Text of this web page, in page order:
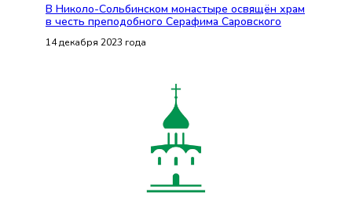
В Николо-Сольбинском монастыре освящён храм
в честь преподобного Серафима Саровского
14 декабря 2023 года